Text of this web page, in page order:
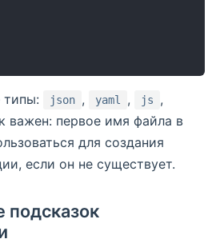
json , yaml , js ,
важен: первое имя файла в
для создания
если он не существует.